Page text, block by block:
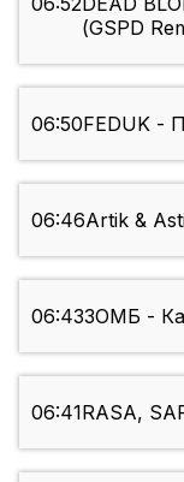
(GSPD
06:50FEDUK -
06:46Artik &
06:43ЗОМБ -
06:41RASA,